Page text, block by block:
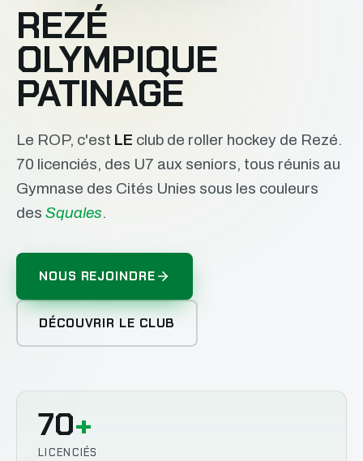
REZÉ
OLYMPIQUE
PATINAGE
Le ROP, c'est LE club de roller hockey de Rezé.
70 licenciés, des U7 aux seniors, tous réunis au
Gymnase des Cités Unies sous les couleurs
des Squales.
NOUS REJOINDRE
DÉCOUVRIR LE CLUB
70+
LICENCIÉS